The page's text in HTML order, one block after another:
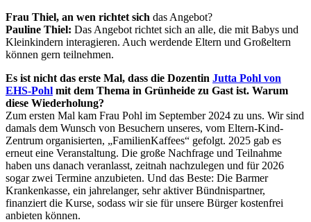
Frau Thiel, an wen richtet sich das Angebot?
Pauline Thiel: Das Angebot richtet sich an alle, die mit Babys und
Kleinkindern interagieren. Auch werdende Eltern und Großeltern
können gern teilnehmen.
Es ist nicht das erste Mal, dass die Dozentin Jutta Pohl von
EHS-Pohl mit dem Thema in Grünheide zu Gast ist. Warum
diese Wiederholung?
Zum ersten Mal kam Frau Pohl im September 2024 zu uns. Wir sind
damals dem Wunsch von Besuchern unseres, vom Eltern-Kind-
Zentrum organisierten, „FamilienKaffees“ gefolgt. 2025 gab es
erneut eine Veranstaltung. Die große Nachfrage und Teilnahme
haben uns danach veranlasst, zeitnah nachzulegen und für 2026
sogar zwei Termine anzubieten. Und das Beste: Die Barmer
Krankenkasse, ein jahrelanger, sehr aktiver Bündnispartner,
finanziert die Kurse, sodass wir sie für unsere Bürger kostenfrei
anbieten können.